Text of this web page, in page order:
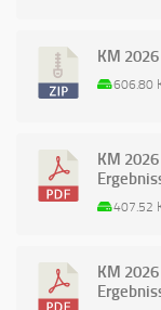
KM
606.80
KM
407.52
KM